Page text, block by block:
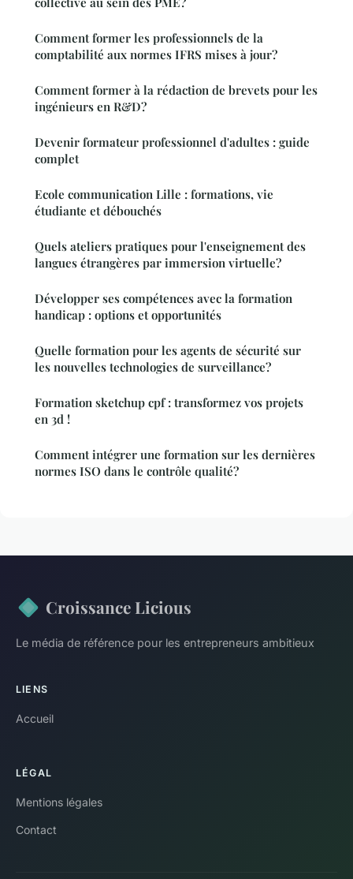
Comment former les professionnels de la
comptabilité aux normes IFRS mises à jour?
Comment former à la rédaction de brevets pour les
ingénieurs en R&D?
Devenir formateur professionnel d'adultes : guide
complet
Ecole communication Lille : formations, vie
étudiante et débouchés
Quels ateliers pratiques pour l'enseignement des
langues étrangères par immersion virtuelle?
Développer ses compétences avec la formation
handicap : options et opportunités
Quelle formation pour les agents de sécurité sur
les nouvelles technologies de surveillance?
Formation sketchup cpf : transformez vos projets
en 3d !
Comment intégrer une formation sur les dernières
normes ISO dans le contrôle qualité?
Croissance Licious
Le média de référence pour les entrepreneurs ambitieux
LIENS
Accueil
LÉGAL
Mentions légales
Contact